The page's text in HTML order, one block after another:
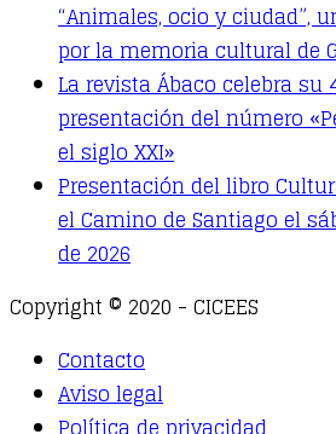
“Animales, ocio y ciudad”,
por la memoria cultural de
La revista Ábaco celebra
presentación del número
el siglo XXI»
Presentación del libro
el Camino de Santiago el
de 2026
Copyright © 2020 - CICEES
Contacto
Aviso legal